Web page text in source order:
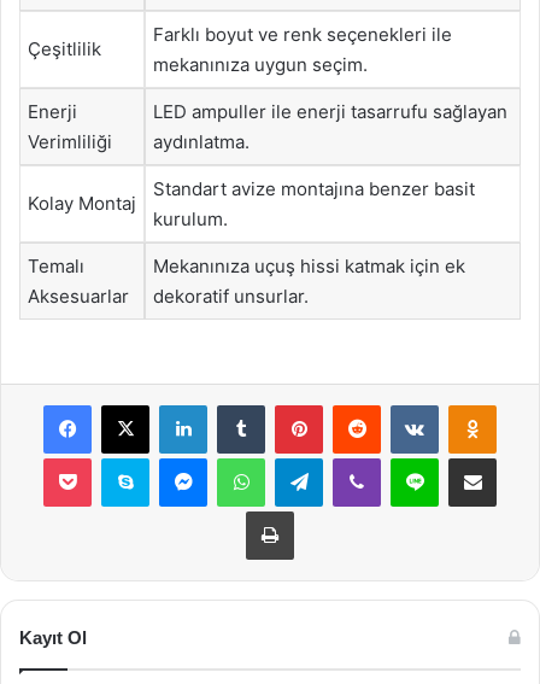
Çeşitlilik
Farklı boyut ve renk seçenekleri ile
mekanınıza uygun seçim.
Enerji
Verimliliği
LED ampuller ile enerji tasarrufu sağlayan
aydınlatma.
Kolay Montaj
Standart avize montajına benzer basit
kurulum.
Temalı
Aksesuarlar
Mekanınıza uçuş hissi katmak için ek
dekoratif unsurlar.
Facebook
X LinkedInTumblr PinterestReddit VKontakte
Pocket Skype MessengerWhatsAppTelegramViber Line E-Posta ile
Yazdır
Kayıt Ol